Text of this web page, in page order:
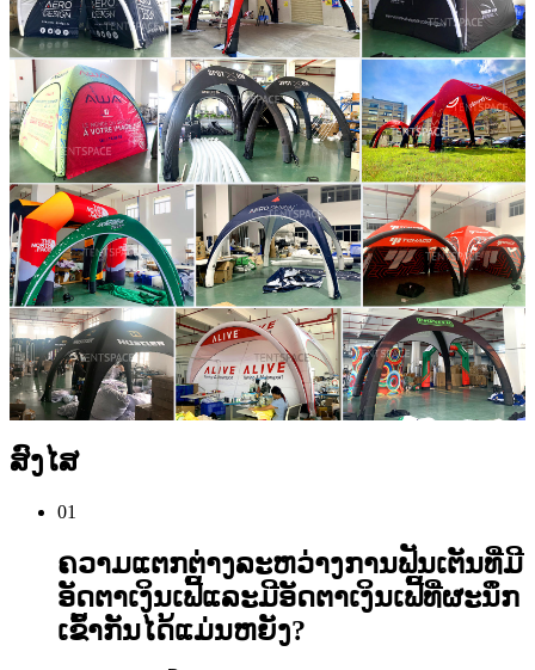
ສົງໄສ
01
ຄວາມແຕກຕ່າງລະຫວ່າງການຟັນເຕັນທີ່ມີ
ອັດຕາເງິນເຟີ້ແລະມີອັດຕາເງິນເຟີ້ທີ່ຜະນຶກ
ເຂົ້າກັນໄດ້ແມ່ນຫຍັງ?